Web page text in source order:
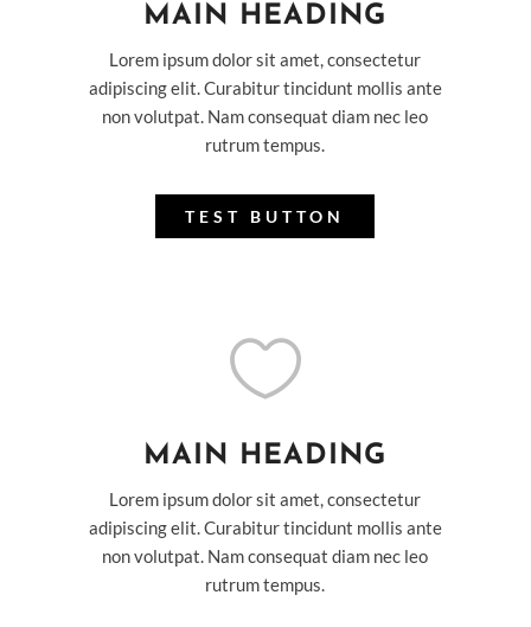
MAIN HEADING
Lorem ipsum dolor sit amet, consectetur
adipiscing elit. Curabitur tincidunt mollis ante
non volutpat. Nam consequat diam nec leo
rutrum tempus.
TEST BUTTON

MAIN HEADING
Lorem ipsum dolor sit amet, consectetur
adipiscing elit. Curabitur tincidunt mollis ante
non volutpat. Nam consequat diam nec leo
rutrum tempus.